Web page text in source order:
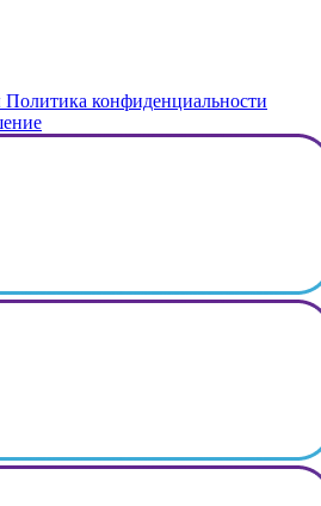
Политика конфиденциальности